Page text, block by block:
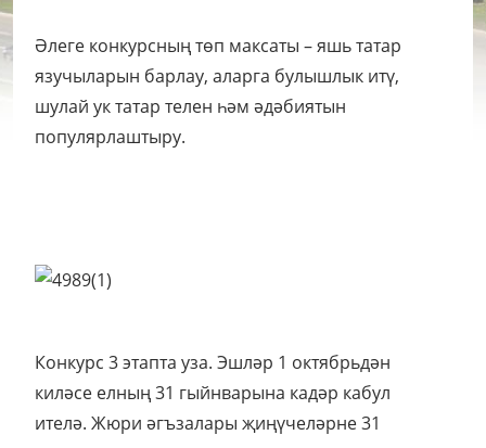
Әлеге конкурсның төп максаты – яшь татар
язучыларын барлау, аларга булышлык итү,
шулай ук татар телен һәм әдәбиятын
популярлаштыру.
Конкурс 3 этапта уза. Эшләр 1 октябрьдән
киләсе елның 31 гыйнварына кадәр кабул
ителә. Жюри әгъзалары җиңүчеләрне 31